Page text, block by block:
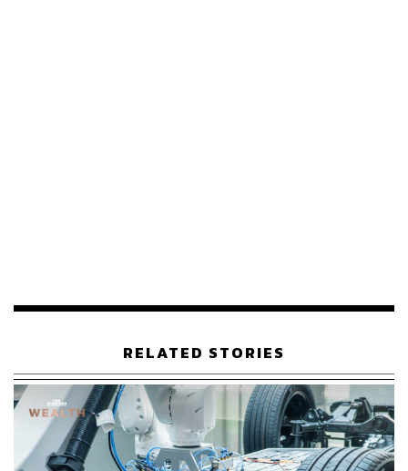
อดีตซีอีโอของ Microsoft, มาร์ก ซักเคอร์เบิร์ก จาก Meta และ
ความมั่งคั่งของมัสก์ส่วนใหญ่มาจากการถือครองในธุรกิจ
ต่างๆ ของเขา ได้แก่ Tesla บริษัทรถยนต์ไฟฟ้าและพลังงาน
สะอาด, SpaceX ผู้ผลิตยานอวกาศและบริษัทขนส่งอวกาศ
และ Twitter แพลตฟอร์มโซเชียลมีเดียยอดนิยม
RELATED STORIES